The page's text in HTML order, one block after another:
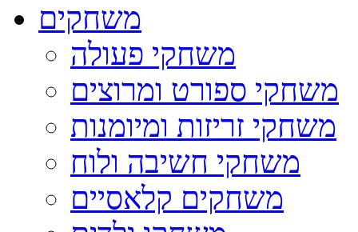
משחקים
משחקי פעולה
משחקי ספורט ומרוצים
משחקי זריזות ומיומנות
משחקי חשיבה ולוח
משחקים קלאסיים